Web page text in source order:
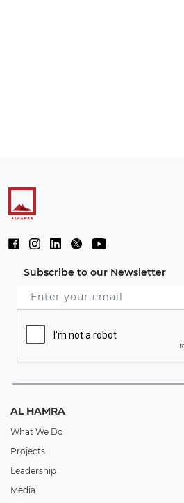
Subscribe to our Newsletter
AL HAMRA
What We Do
Projects
Leadership
Media